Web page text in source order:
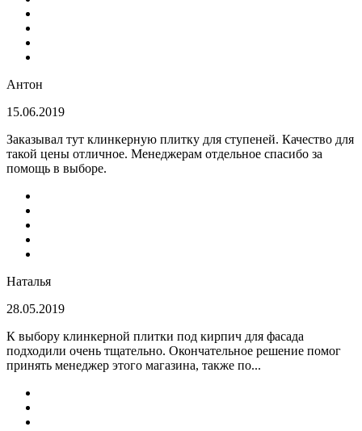
Антон
15.06.2019
Заказывал тут клинкерную плитку для ступеней. Качество для
такой цены отличное. Менеджерам отдельное спасибо за
помощь в выборе.
Наталья
28.05.2019
К выбору клинкерной плитки под кирпич для фасада
подходили очень тщательно. Окончательное решение помог
принять менеджер этого магазина, также по...